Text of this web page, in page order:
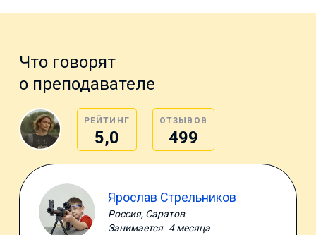
Что говорят
о преподавателе
РЕЙТИНГ
5,0
ОТЗЫВОВ
499
Ярослав Стрельников
Россия, Саратов
Занимается 4 месяца